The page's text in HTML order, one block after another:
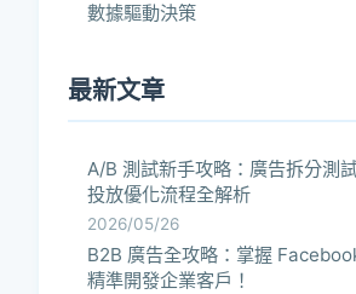
數據驅動決策
最新文章
A/B 測試新手攻略：廣告拆分測
投放優化流程全解析
2026/05/26
B2B 廣告全攻略：掌握
精準開發企業客戶！